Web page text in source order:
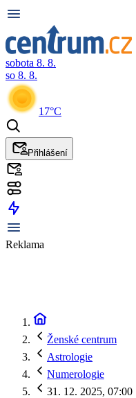
sobota 8. 8.
so 8. 8.
17°C
Přihlášení
Reklama
Ženské centrum
Astrologie
Numerologie
31. 12. 2025, 07:00